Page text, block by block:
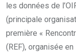
les données de
(principale
première «
(REF), organisée